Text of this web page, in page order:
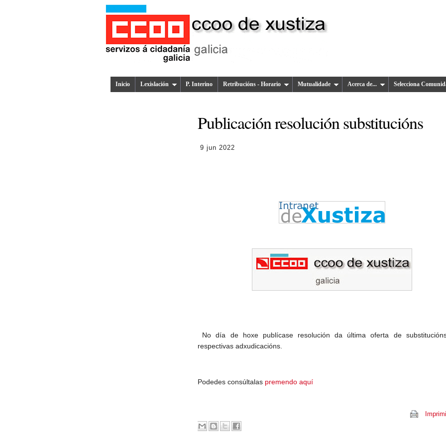
Inicio Lexislación P. Interino Retribucións - Horario Mutualidade Acerca de... Selecciona
Publicación resolución substitucións
9 jun 2022
No día de hoxe publícase resolución da última oferta de
respectivas adxudicacións.
Podedes consúltalas premendo aquí